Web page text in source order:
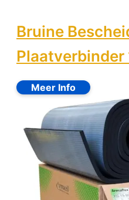
Bruine
Plaatverbinder